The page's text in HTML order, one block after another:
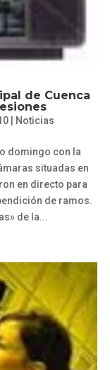
de Cuenca
| Noticias
domingo con la
situadas en
en directo para
de ramos.
de la...